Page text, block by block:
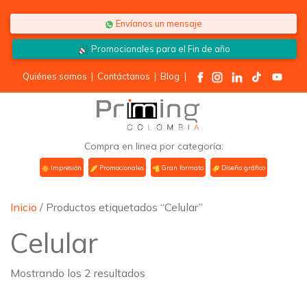
Envíanos un mensaje
Promocionales para elFin de año
Quiénes somos | Contáctanos | Blog |
Compra en linea por categoría:
Impresión Promocionales Gran formato Diseño gráfico
Inicio / Productos etiquetados “Celular”
Celular
Mostrando los 2 resultados